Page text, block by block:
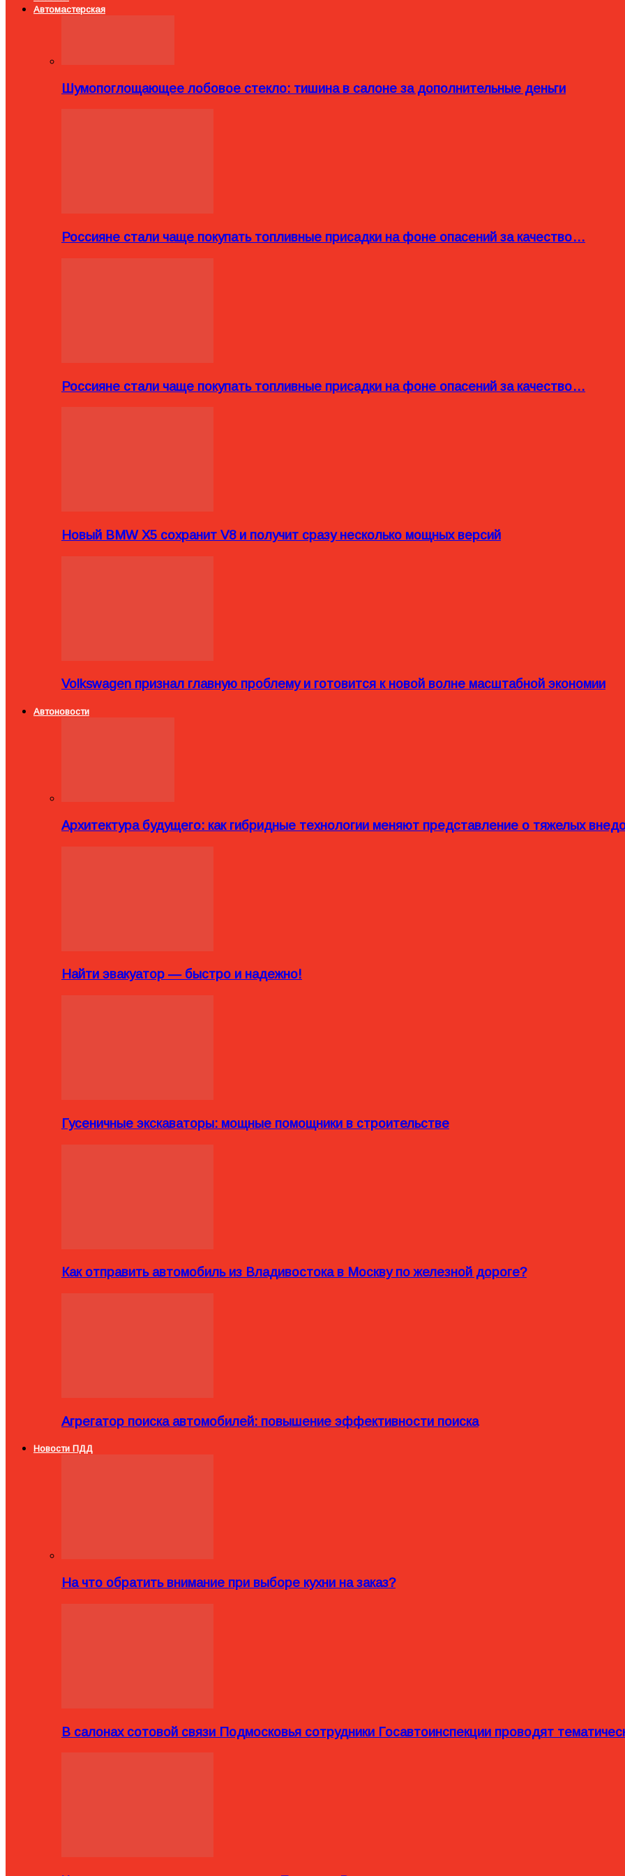
Автомастерская
Шумопоглощающее лобовое стекло: тишина в салоне за дополнительные деньги
Россияне стали чаще покупать топливные присадки на фоне опасений за качество…
Россияне стали чаще покупать топливные присадки на фоне опасений за качество…
Новый BMW X5 сохранит V8 и получит сразу несколько мощных версий
Volkswagen признал главную проблему и готовится к новой волне масштабной экономии
Автоновости
Архитектура будущего: как гибридные технологии меняют представление о тяжелых
Найти эвакуатор — быстро и надежно!
Гусеничные экскаваторы: мощные помощники в строительстве
Как отправить автомобиль из Владивостока в Москву по железной дороге?
Агрегатор поиска автомобилей: повышение эффективности поиска
Новости ПДД
На что обратить внимание при выборе кухни на заказ?
В салонах сотовой связи Подмосковья сотрудники Госавтоинспекции проводят